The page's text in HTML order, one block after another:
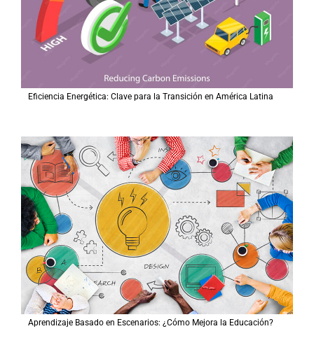
Eficiencia Energética: Clave para la Transición en América Latina
Aprendizaje Basado en Escenarios: ¿Cómo Mejora la Educación?